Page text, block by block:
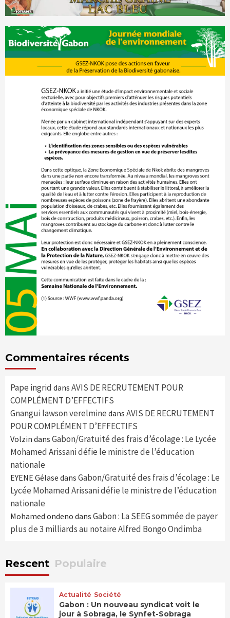
Commentaires récents
Pape ingrid dans AVIS DE RECRUTEMENT POUR
COMPLÉMENT D’EFFECTIFS
Gnangui lawson verelmine dans AVIS DE RECRUTEMENT
POUR COMPLÉMENT D’EFFECTIFS
Volzin dans Gabon/Gratuité des frais d’écolage : Le Lycée
Mohamed Arissani défie le ministre de l’éducation
nationale
EYENE Gélase dans Gabon/Gratuité des frais d’écolage : Le
Lycée Mohamed Arissani défie le ministre de l’éducation
nationale
Mohamed ondeno dans Gabon : La SEEG sommée de payer
plus de 3 milliards au notaire Alfred Bongo Ondimba
Rescent Populaire
Actualité Société
Gabon : Un nouveau syndicat voit le
jour à Sobraga, le Synfet-Sobraga